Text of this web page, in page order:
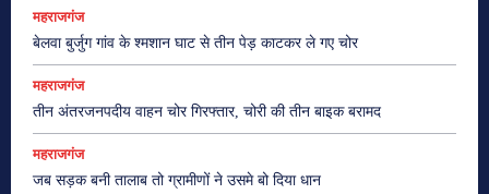
महराजगंज
बेलवा बुर्जुग गांव के श्मशान घाट से तीन पेड़ काटकर ले गए चोर
महराजगंज
तीन अंतरजनपदीय वाहन चोर गिरफ्तार, चोरी की तीन बाइक बरामद
महराजगंज
जब सड़क बनी तालाब तो ग्रामीणों ने उसमे बो दिया धान